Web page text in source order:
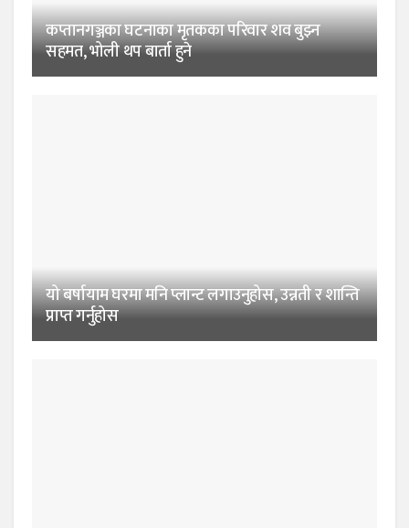
कप्तानगञ्जका घटनाका मृतकका परिवार शव बुझ्न
सहमत, भोली थप बार्ता हुने
यो बर्षायाम घरमा मनि प्लान्ट लगाउनुहोस, उन्नती र शान्ति
प्राप्त गर्नुहोस